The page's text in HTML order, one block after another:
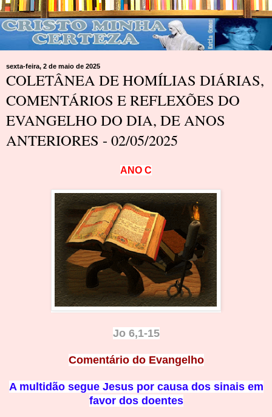
sexta-feira, 2 de maio de 2025
COLETÂNEA DE HOMÍLIAS DIÁRIAS,
COMENTÁRIOS E REFLEXÕES DO
EVANGELHO DO DIA, DE ANOS
ANTERIORES - 02/05/2025
A NO C
Jo 6,1-15
Comentário do Evangelho
A multidão segue Jesus por causa dos sinais em
favor dos doentes